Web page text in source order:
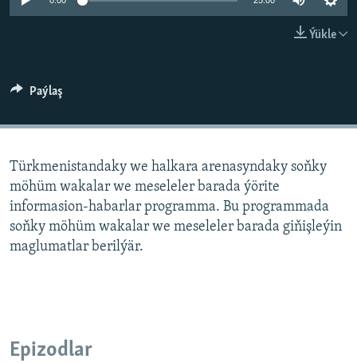
Ýükle
Paýlaş
Türkmenistandaky we halkara arenasyndaky soňky
möhüm wakalar we meseleler barada ýörite
informasion-habarlar programma. Bu programmada
soňky möhüm wakalar we meseleler barada giňişleýin
maglumatlar berilýär.
Epizodlar